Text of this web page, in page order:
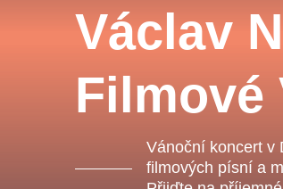
Václav
Filmové
Vánoční koncert v
filmových písní a
2026
Agentura